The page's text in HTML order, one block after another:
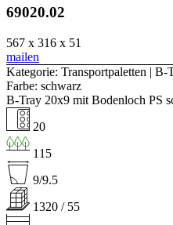
69020.02
567 x 316 x 51
mailen
Kategorie: Transportpaletten | B-
Farbe: schwarz
B-Tray 20x9 mit Bodenloch PS
20
115
9/9.5
1320 / 55